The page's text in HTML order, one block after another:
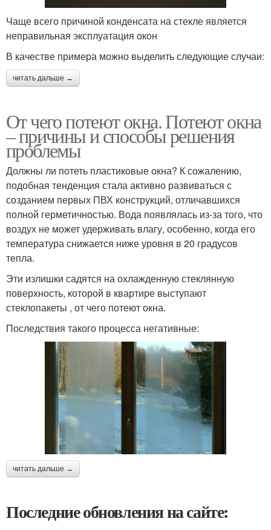
Чаще всего причиной конденсата на стекле является
неправильная эксплуатация окон
В качестве примера можно выделить следующие случаи:
читать дальше →
От чего потеют окна. Потеют окна
– причины и способы решения
проблемы
Должны ли потеть пластиковые окна? К сожалению,
подобная тенденция стала активно развиваться с
созданием первых ПВХ конструкций, отличавшихся
полной герметичностью. Вода появлялась из-за того, что
воздух не может удерживать влагу, особенно, когда его
температура снижается ниже уровня в 20 градусов
тепла.
Эти излишки садятся на охлажденную стеклянную
поверхность, которой в квартире выступают
стеклопакеты , от чего потеют окна.
Последствия такого процесса негативные:
читать дальше →
Последние обновления на сайте: